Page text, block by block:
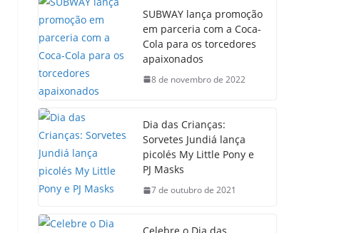
SUBWAY lança promoção
em parceria com a Coca-
Cola para os torcedores
apaixonados
8 de novembro de 2022
Dia das Crianças:
Sorvetes Jundiá lança
picolés My Little Pony e
PJ Masks
7 de outubro de 2021